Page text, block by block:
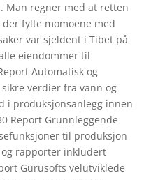
Man regner med at retten
fylte momoene med
var sjeldent i Tibet på
eiendommer til
Automatisk og
verdier fra vann og
i produksjonsanlegg innen
Report Grunnleggende
til produksjon
rapporter inkludert
Gurusofts velutviklede